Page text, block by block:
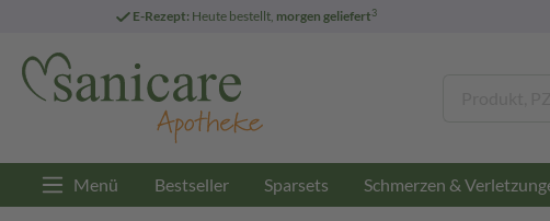
E-Rezept: Heute bestellt, morgen geliefert3
Menü Bestseller Sparsets Schmerzen &